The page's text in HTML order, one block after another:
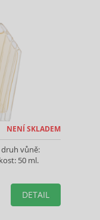
NENÍ SKLADEM
vůně:
50 ml.
DETAIL